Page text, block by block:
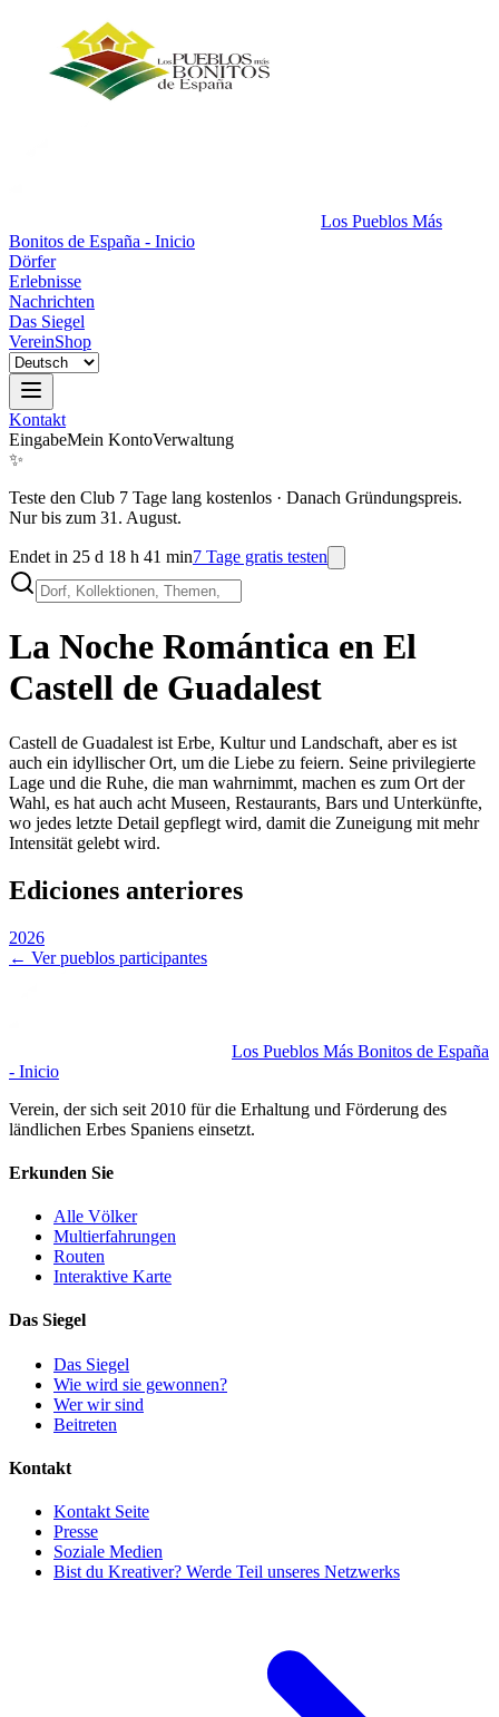
Los Pueblos Más
Bonitos de España - Inicio
Dörfer
Erlebnisse
Nachrichten
Das Siegel
VereinShop
Kontakt
EingabeMein KontoVerwaltung
✨
Teste den Club 7 Tage lang kostenlos · Danach Gründungspreis.
Nur bis zum 31. August.
Endet in 25 d 18 h 41 min7 Tage gratis testen
La Noche Romántica en El
Castell de Guadalest
Castell de Guadalest ist Erbe, Kultur und Landschaft, aber es ist
auch ein idyllischer Ort, um die Liebe zu feiern. Seine privilegierte
Lage und die Ruhe, die man wahrnimmt, machen es zum Ort der
Wahl, es hat auch acht Museen, Restaurants, Bars und Unterkünfte,
wo jedes letzte Detail gepflegt wird, damit die Zuneigung mit mehr
Intensität gelebt wird.
Ediciones anteriores
2026
← Ver pueblos participantes
Los Pueblos Más Bonitos de España
- Inicio
Verein, der sich seit 2010 für die Erhaltung und Förderung des
ländlichen Erbes Spaniens einsetzt.
Erkunden Sie
Alle Völker
Multierfahrungen
Routen
Interaktive Karte
Das Siegel
Das Siegel
Wie wird sie gewonnen?
Wer wir sind
Beitreten
Kontakt
Kontakt Seite
Presse
Soziale Medien
Bist du Kreativer? Werde Teil unseres Netzwerks